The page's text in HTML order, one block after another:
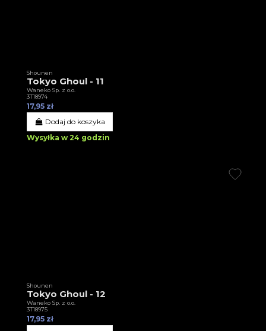
Shounen
Tokyo Ghoul - 11
Waneko Sp. z o.o.
3T18974
17,95 zł
Dodaj do koszyka
Wysyłka w 24 godzin
Shounen
Tokyo Ghoul - 12
Waneko Sp. z o.o.
3T18975
17,95 zł